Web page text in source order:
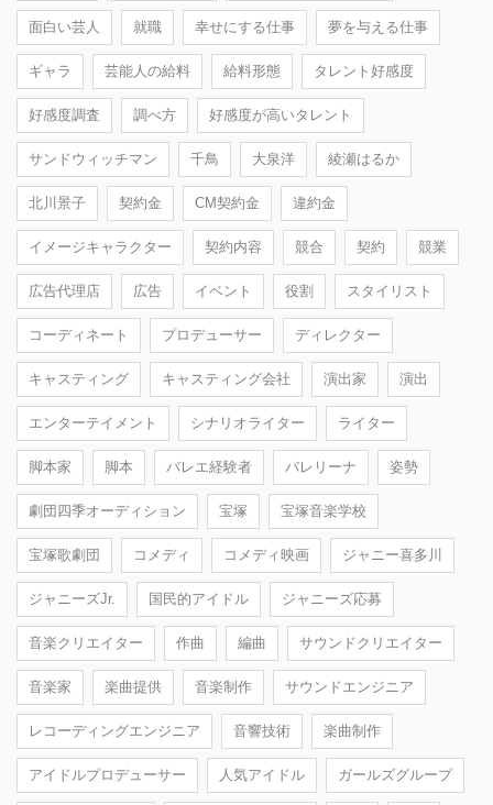
面白い芸人 就職 幸せにする仕事 夢を与える仕事
ギャラ 芸能人の給料 給料形態 タレント好感度
好感度調査 調べ方 好感度が高いタレント
サンドウィッチマン 千鳥 大泉洋 綾瀬はるか
北川景子 契約金 CM契約金 違約金
イメージキャラクター 契約内容 競合 契約 競業
広告代理店 広告 イベント 役割 スタイリスト
コーディネート プロデューサー ディレクター
キャスティング キャスティング会社 演出家 演出
エンターテイメント シナリオライター ライター
脚本家 脚本 バレエ経験者 バレリーナ 姿勢
劇団四季オーディション 宝塚 宝塚音楽学校
宝塚歌劇団 コメディ コメディ映画 ジャニー喜多川
ジャニーズJr. 国民的アイドル ジャニーズ応募
音楽クリエイター 作曲 編曲 サウンドクリエイター
音楽家 楽曲提供 音楽制作 サウンドエンジニア
レコーディングエンジニア 音響技術 楽曲制作
アイドルプロデューサー 人気アイドル ガールズグループ